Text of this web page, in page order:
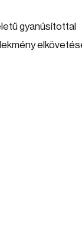
gyanúsítottal